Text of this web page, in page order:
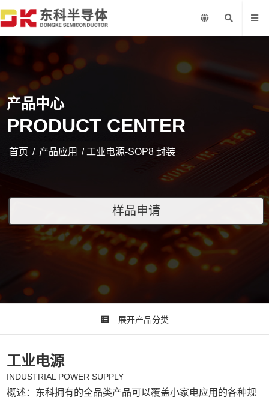
产品中心
PRODUCT CENTER
首页 / 产品应用 / 工业电源-SOP8 封装
样品申请
展开产品分类
工业电源
INDUSTRIAL POWER SUPPLY
概述：东科拥有的全品类产品可以覆盖小家电应用的各种规